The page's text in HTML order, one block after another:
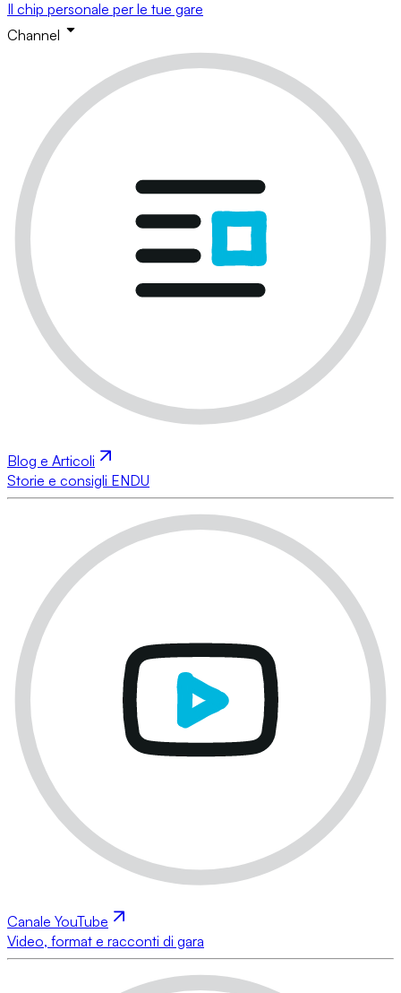
Il chip personale per le tue gare
Channel
Blog e Articoli
Storie e consigli ENDU
Canale YouTube
Video, format e racconti di gara